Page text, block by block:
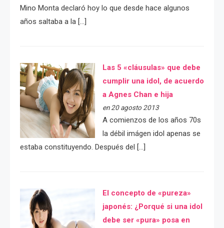
Mino Monta declaró hoy lo que desde hace algunos
años saltaba a la […]
Las 5 «cláusulas» que debe
cumplir una idol, de acuerdo
a Agnes Chan e hija
en 20 agosto 2013
A comienzos de los años 70s
la débil imágen idol apenas se
estaba constituyendo. Después del […]
El concepto de «pureza»
japonés: ¿Porqué si una idol
debe ser «pura» posa en